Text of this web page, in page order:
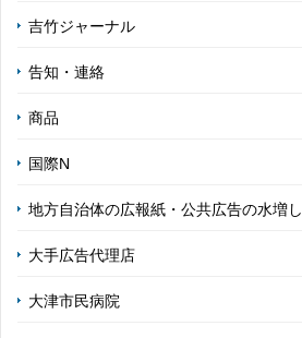
吉竹ジャーナル
告知・連絡
商品
国際N
地方自治体の広報紙・公共広告の水増し
大手広告代理店
大津市民病院